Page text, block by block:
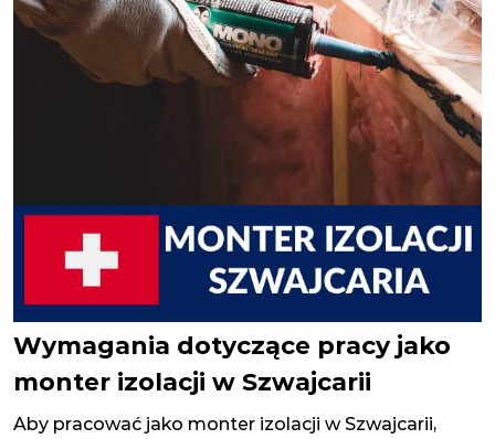
Wymagania dotyczące pracy jako
monter izolacji w Szwajcarii
Aby pracować jako monter izolacji w Szwajcarii,